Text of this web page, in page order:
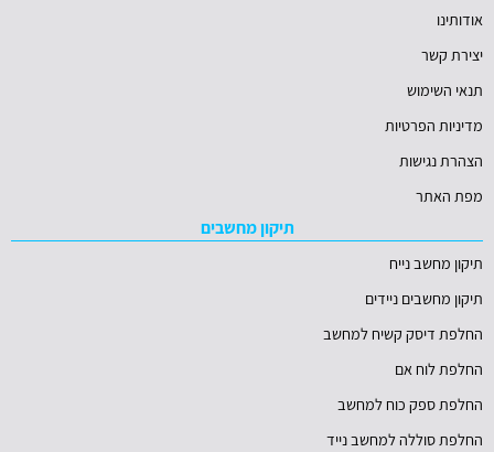
אודותינו
יצירת קשר
תנאי השימוש
מדיניות הפרטיות
הצהרת נגישות
מפת האתר
תיקון מחשבים
תיקון מחשב נייח
תיקון מחשבים ניידים
החלפת דיסק קשיח למחשב
החלפת לוח אם
החלפת ספק כוח למחשב
החלפת סוללה למחשב נייד